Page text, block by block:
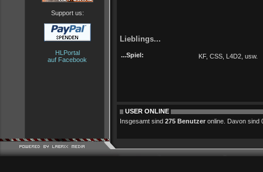
Support us:
HLPortal
auf Facebook
Lieblings...
...Spiel: KF, CSS, L4D2, usw.
USER ONLINE
Insgesamt sind 275 Benutzer online. Davon sind